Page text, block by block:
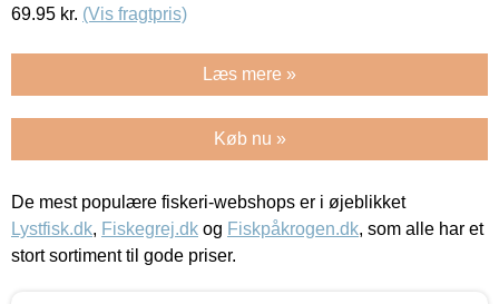
69.95 kr. (Vis fragtpris)
Læs mere »
Køb nu »
De mest populære fiskeri-webshops er i øjeblikket
Lystfisk.dk, Fiskegrej.dk og Fiskpåkrogen.dk, som alle har et
stort sortiment til gode priser.